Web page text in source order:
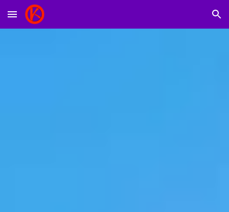
Skip to main content Skip to navigation